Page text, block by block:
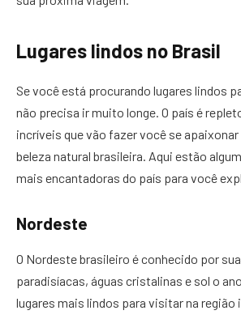
Lugares lindos no Brasil
Se você está procurando lugares lindos
não precisa ir muito longe. O país é
incríveis que vão fazer você se
beleza natural brasileira. Aqui estão
mais encantadoras do país para você
Nordeste
O Nordeste brasileiro é conhecido por
paradisíacas, águas cristalinas e sol o
lugares mais lindos para visitar na região